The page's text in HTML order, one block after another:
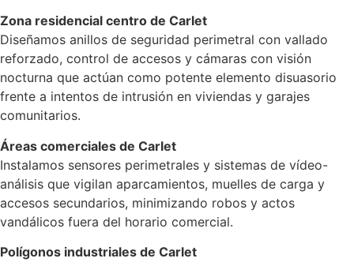
Zona residencial centro de Carlet
Diseñamos anillos de seguridad perimetral con vallado
reforzado, control de accesos y cámaras con visión
nocturna que actúan como potente elemento disuasorio
frente a intentos de intrusión en viviendas y garajes
comunitarios.
Áreas comerciales de Carlet
Instalamos sensores perimetrales y sistemas de vídeo-
análisis que vigilan aparcamientos, muelles de carga y
accesos secundarios, minimizando robos y actos
vandálicos fuera del horario comercial.
Polígonos industriales de Carlet